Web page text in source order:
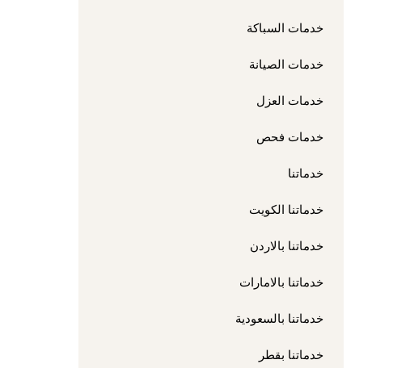
خدمات السباكة
خدمات الصيانة
خدمات العزل
خدمات فحص
خدماتنا
خدماتنا الكويت
خدماتنا بالاردن
خدماتنا بالامارات
خدماتنا بالسعودية
خدماتنا بقطر